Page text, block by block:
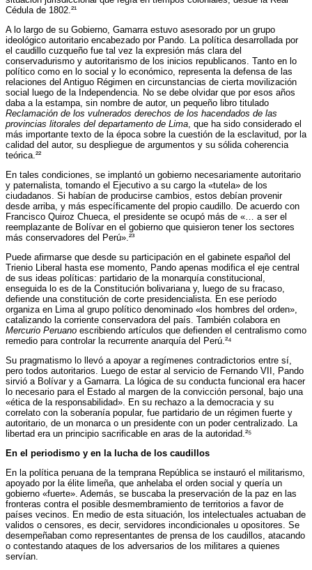
Cédula de 1802.²¹
A lo largo de su Gobierno, Gamarra estuvo asesorado por un grupo
ideológico autoritario encabezado por Pando. La política desarrollada por
el caudillo cuzqueño fue tal vez la expresión más clara del
conservadurismo y autoritarismo de los inicios republicanos. Tanto en lo
político como en lo social y lo económico, representa la defensa de las
relaciones del Antiguo Régimen en circunstancias de cierta movilización
social luego de la Independencia. No se debe olvidar que por esos años
daba a la estampa, sin nombre de autor, un pequeño libro titulado
Reclamación de los vulnerados derechos de los hacendados de las
provincias litorales del departamento de Lima, que ha sido considerado el
más importante texto de la época sobre la cuestión de la esclavitud, por la
calidad del autor, su despliegue de argumentos y su sólida coherencia
teórica.²²
En tales condiciones, se implantó un gobierno necesariamente autoritario
y paternalista, tomando el Ejecutivo a su cargo la «tutela» de los
ciudadanos. Si habían de producirse cambios, estos debían provenir
desde arriba, y más específicamente del propio caudillo. De acuerdo con
Francisco Quiroz Chueca, el presidente se ocupó más de «… a ser el
reemplazante de Bolívar en el gobierno que quisieron tener los sectores
más conservadores del Perú».²³
Puede afirmarse que desde su participación en el gabinete español del
Trienio Liberal hasta ese momento, Pando apenas modifica el eje central
de sus ideas políticas: partidario de la monarquía constitucional,
enseguida lo es de la Constitución bolivariana y, luego de su fracaso,
defiende una constitución de corte presidencialista. En ese período
organiza en Lima al grupo político denominado «los hombres del orden»,
catalizando la corriente conservadora del país. También colabora en
Mercurio Peruano escribiendo artículos que defienden el centralismo como
remedio para controlar la recurrente anarquía del Perú.²⁴
Su pragmatismo lo llevó a apoyar a regímenes contradictorios entre sí,
pero todos autoritarios. Luego de estar al servicio de Fernando VII, Pando
sirvió a Bolívar y a Gamarra. La lógica de su conducta funcional era hacer
lo necesario para el Estado al margen de la convicción personal, bajo una
«ética de la responsabilidad». En su rechazo a la democracia y su
correlato con la soberanía popular, fue partidario de un régimen fuerte y
autoritario, de un monarca o un presidente con un poder centralizado. La
libertad era un principio sacrificable en aras de la autoridad.²⁵
En el periodismo y en la lucha de los caudillos
En la política peruana de la temprana República se instauró el militarismo,
apoyado por la élite limeña, que anhelaba el orden social y quería un
gobierno «fuerte». Además, se buscaba la preservación de la paz en las
fronteras contra el posible desmembramiento de territorios a favor de
países vecinos. En medio de esta situación, los intelectuales actuaban de
validos o censores, es decir, servidores incondicionales u opositores. Se
desempeñaban como representantes de prensa de los caudillos, atacando
o contestando ataques de los adversarios de los militares a quienes
servían.